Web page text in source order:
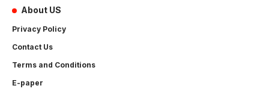
About US
Privacy Policy
Contact Us
Terms and Conditions
E-paper